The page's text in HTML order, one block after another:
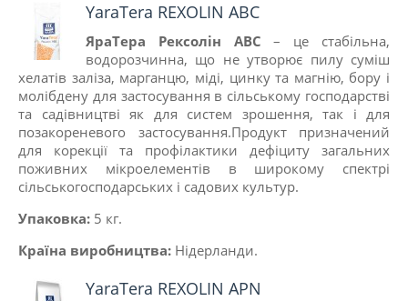
YaraTera REXOLIN ABC
ЯраТера Рексолін АВС – це стабільна,
водорозчинна, що не утворює пилу суміш
хелатів заліза, марганцю, міді, цинку та магнію, бору і
молібдену для застосування в сільському господарстві
та садівництві як для систем зрошення, так і для
позакореневого застосування.Продукт призначений
для корекції та профілактики дефіциту загальних
поживних мікроелементів в широкому спектрі
сільськогосподарських і садових культур.
Упаковка: 5 кг.
Країна виробництва: Нiдерланди.
YaraTera REXOLIN APN